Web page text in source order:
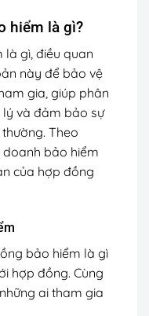
hiểm là gì?
là gì, điều quan
này để bảo vệ
gia, giúp phân
lý và đảm bảo sự
Theo
doanh bảo hiểm
của hợp đồng
bảo hiểm là gì
hợp đồng. Cùng
ai tham gia